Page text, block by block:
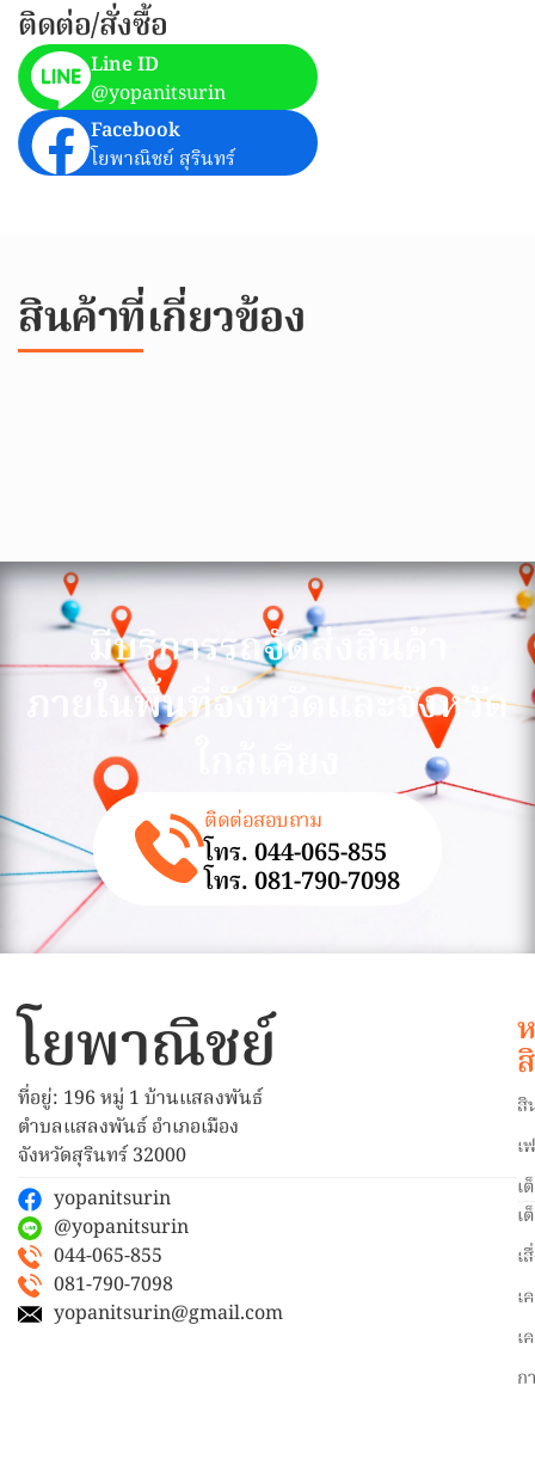
ติดต่อ/สั่งซื้อ
Line ID
@yopanitsurin
Facebook
โยพาณิชย์ สุรินทร์
สินค้าที่เกี่ยวข้อง
มีบริการรถจัดส่งสินค้า
ภายในพื้นที่จังหวัดและจังหวัด
ติดต่อสอบถาม
โทร. 044-065-855
โทร. 081-790-7098
โยพาณิชย์
ที่อยู่: 196 หมู่ 1 บ้านแสลงพันธ์
ตำบลแสลงพันธ์ อำเภอเมือง
จังหวัดสุรินทร์ 32000
yopanitsurin
@yopanitsurin
044-065-855
081-790-7098
yopanitsurin@gmail.com
สิ
เ
เ
เ
เ
เ
เ
ก